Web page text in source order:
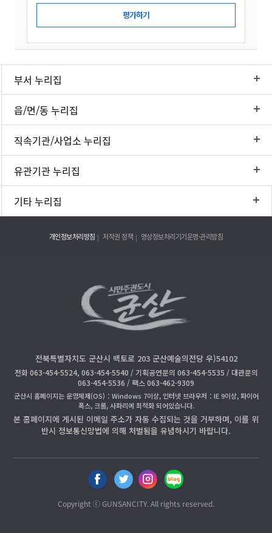
부서 누리집
읍/면/동 누리집
직속기관/사업소 누리집
유관기관 누리집
기타 누리집
개인정보처리방침 저작권 정책 영상정보처리기기운영·관리방침
전북특별자치도 군산시 백토로 203 군산예술의전당 우)54102
전화 063-454-5524, 063-454-5540 / 기획공연문의 063-454-5535 / 대관문의
063-454-5536 / 팩스 063-462-9309
군산시 홈페이지는 운영체제(OS)：Windows 7이상, 인터넷 브라우저：IE 9이상, 파이어
폭스, 크롬, 사파리에 최적화 되어있습니다.
본 홈페이지에 게시된 이메일 주소가 자동 수집되는 것을 거부하며, 이를 위
반시 정보통신망법에 의해 처벌됨을 유념하시기 바랍니다.
페
이
스
트
위
터
인
스
타
블
로
그
Copyright ⓒ GUNSANCITY. All rights reserved.